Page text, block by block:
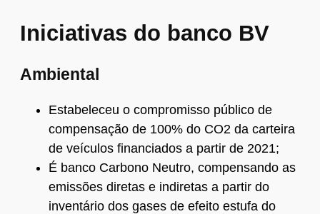
Iniciativas do banco BV
Ambiental
Estabeleceu o compromisso público de
compensação de 100% do CO2 da carteira
de veículos financiados a partir de 2021;
É banco Carbono Neutro, compensando as
emissões diretas e indiretas a partir do
inventário dos gases de efeito estufa do